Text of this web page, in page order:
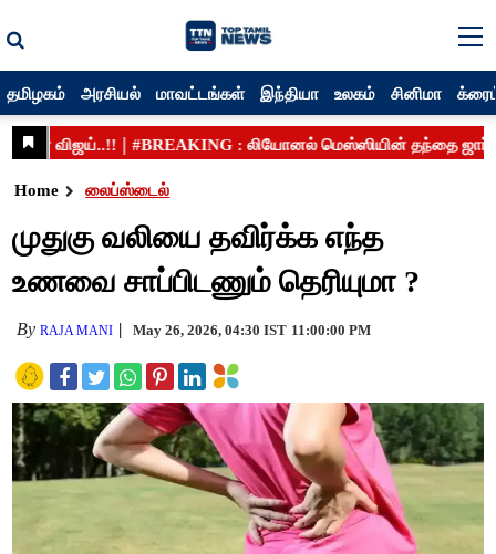
தமிழகம் அரசியல் மாவட்டங்கள் இந்தியா உலகம் சினிமா
Home லைப்ஸ்டைல்
முதுகு வலியை தவிர்க்க எந்த
உணவை சாப்பிடணும் தெரியுமா ?
ByRAJA MANI May 26, 2026, 04:30 IST 11:00:00 PM